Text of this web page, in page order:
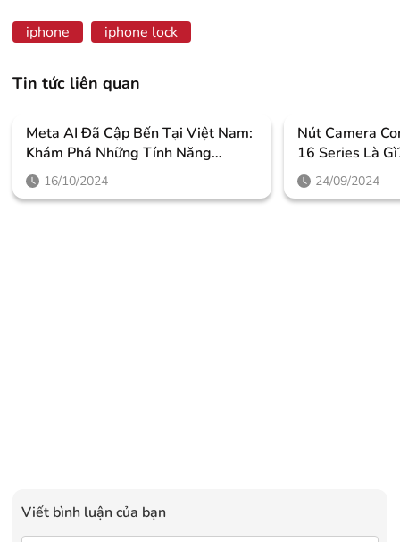
iphone
iphone lock
Tin tức liên quan
Meta AI Đã Cập Bến Tại Việt Nam:
Khám Phá Những Tính Năng
Thông Minh Giúp Người Dùng
Nâng Tầm Trải Nghiệm
16/10/2024
Nút Camera
16 Series Là
Như Thế Nào?
24/09/2024
Viết bình luận của bạn